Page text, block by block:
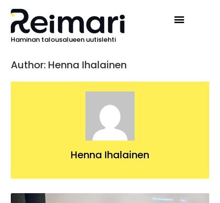
Haminan talousalueen uutislehti
Author: Henna Ihalainen
Henna Ihalainen